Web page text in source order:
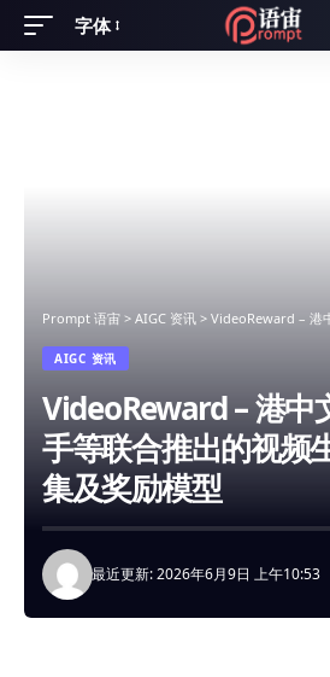
Font
字体
Prompt 语宙 > AIGC 资讯 > VideoReward – 港中文、清华、快
AIGC 资讯
VideoReward – 港中
手等联合推出的视频
集及奖励模型
最近更新: 2026年6月9日 上午10:53